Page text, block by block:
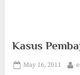
Kasus
Posted
May 16, 2011